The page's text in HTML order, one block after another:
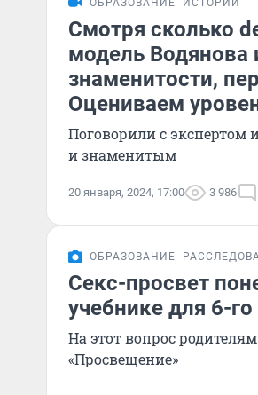
ОБРАЗОВАНИЕ ИСТОРИИ
Смотря сколько
модель Водянова
знаменитости,
Оцениваем
Поговорили с экспертом
и знаменитым
20 января, 2024, 17:00 3 986
ОБРАЗОВАНИЕ
Секс-просвет
учебнике для 6-
На этот вопрос
«Просвещение»